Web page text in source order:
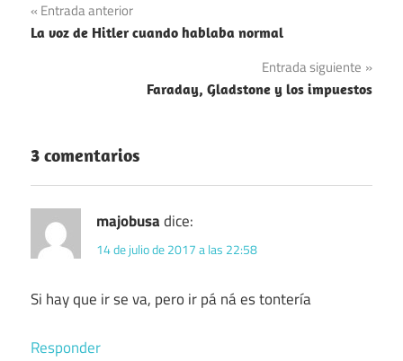
Navegación
de
Entrada anterior
La voz de Hitler cuando hablaba normal
Entrada siguiente
Faraday, Gladstone y los impuestos
3 comentarios
majobusadice:
14 de julio de 2017 a las 22:58
Si hay que ir se va, pero ir pá ná es tontería
Responder